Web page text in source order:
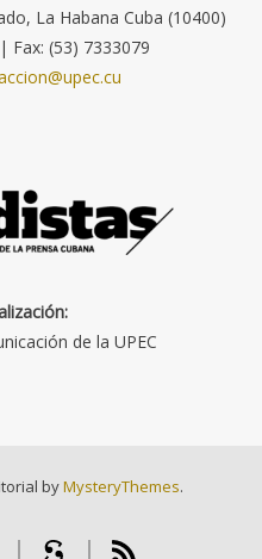
La Habana Cuba (10400)
Fax: (53) 7333079
de la UPEC
byMysteryThemes.